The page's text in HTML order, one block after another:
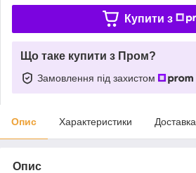
Купити з
Що таке купити з Пром?
Замовлення під захистом
Опис Характеристики Доставка
Опис